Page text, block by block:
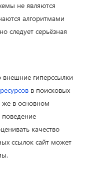
не являются
алгоритмами
следует серьёзная
внешние гиперссылки
в поисковых
же в основном
качество
ссылок сайт может